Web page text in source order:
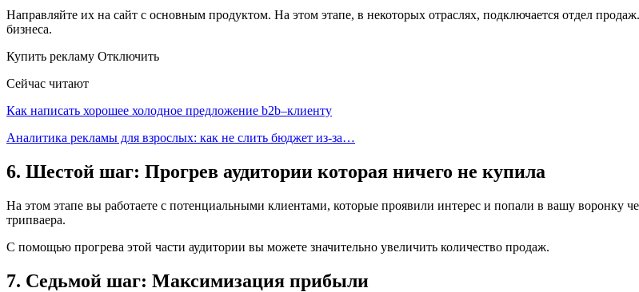
Направляйте их на сайт с основным продуктом. На этом этапе, в некоторых отраслях, подключается отдел
бизнеса.
Купить рекламу Отключить
Сейчас читают
Как написать хорошее холодное предложение b2b–клиенту
Аналитика рекламы для взрослых: как не слить бюджет из-за…
6. Шестой шаг: Прогрев аудитории которая ничего не купила
На этом этапе вы работаете с потенциальными клиентами, которые проявили интерес и попали в вашу воронку
трипваера.
С помощью прогрева этой части аудитории вы можете значительно увеличить количество продаж.
7. Седьмой шаг: Максимизация прибыли